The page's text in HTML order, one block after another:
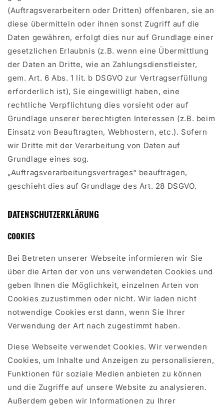
(Auftragsverarbeitern oder Dritten) offenbaren, sie an
diese übermitteln oder ihnen sonst Zugriff auf die
Daten gewähren, erfolgt dies nur auf Grundlage einer
gesetzlichen Erlaubnis (z.B. wenn eine Übermittlung
der Daten an Dritte, wie an Zahlungsdienstleister,
gem. Art. 6 Abs. 1 lit. b DSGVO zur Vertragserfüllung
erforderlich ist), Sie eingewilligt haben, eine
rechtliche Verpflichtung dies vorsieht oder auf
Grundlage unserer berechtigten Interessen (z.B. beim
Einsatz von Beauftragten, Webhostern, etc.). Sofern
wir Dritte mit der Verarbeitung von Daten auf
Grundlage eines sog.
„Auftragsverarbeitungsvertrages“ beauftragen,
geschieht dies auf Grundlage des Art. 28 DSGVO.
DATENSCHUTZERKLÄRUNG
COOKIES
Bei Betreten unserer Webseite informieren wir Sie
über die Arten der von uns verwendeten Cookies und
geben Ihnen die Möglichkeit, einzelnen Arten von
Cookies zuzustimmen oder nicht. Wir laden nicht
notwendige Cookies erst dann, wenn Sie Ihrer
Verwendung der Art nach zugestimmt haben.
Diese Webseite verwendet Cookies. Wir verwenden
Cookies, um Inhalte und Anzeigen zu personalisieren,
Funktionen für soziale Medien anbieten zu können
und die Zugriffe auf unsere Website zu analysieren.
Außerdem geben wir Informationen zu Ihrer